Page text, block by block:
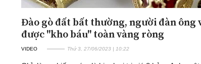
Đào gò đất bất thường, người đàn ông
được "kho báu" toàn vàng ròng
VIDEO Thứ 3, 27/06/2023 | 10:22